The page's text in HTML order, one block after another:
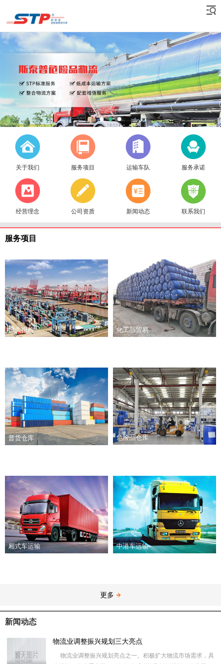
关于我们 服务项目 运输车队 服务承诺
经营理念 公司资质 新闻动态 联系我们
服务项目
报关报检 化工品贸易
普货仓库 危险品仓库
厢式车运输 中港车运输
更多
新闻动态
物流业调整振兴规划三大亮点
物流业调整振兴规划亮点之一。积极扩大物流市场需求，具